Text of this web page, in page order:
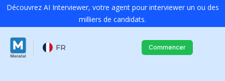
Découvrez AI Interviewer, votre agent pour interviewer un ou des
milliers de candidats.
FR Commencer